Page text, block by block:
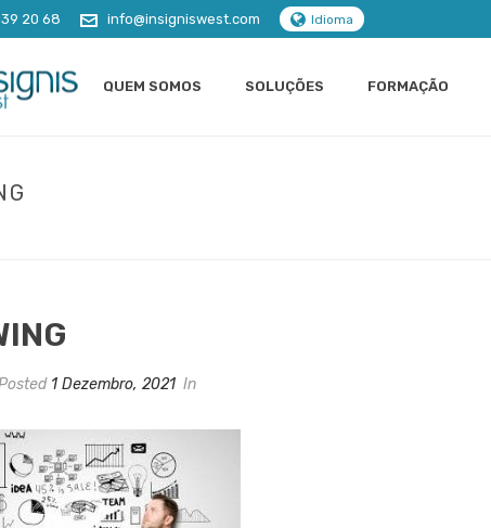
20 68 info@insigniswest.com Idioma
QUEM SOMOS SOLUÇÕES FORMAÇÃO
1 Dezembro, 2021 In